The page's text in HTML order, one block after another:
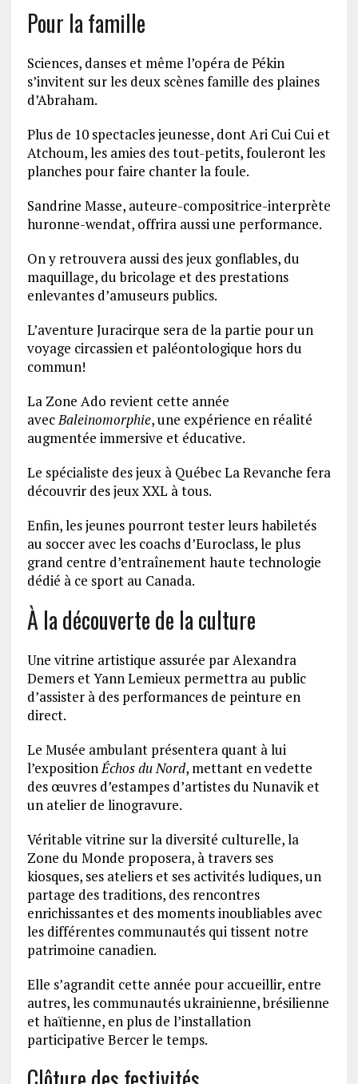
Pour la famille
Sciences, danses et même l’opéra de Pékin
s’invitent sur les deux scènes famille des plaines
d’Abraham.
Plus de 10 spectacles jeunesse, dont Ari Cui Cui et
Atchoum, les amies des tout-petits, fouleront les
planches pour faire chanter la foule.
Sandrine Masse, auteure-compositrice-interprète
huronne-wendat, offrira aussi une performance.
On y retrouvera aussi des jeux gonflables, du
maquillage, du bricolage et des prestations
enlevantes d’amuseurs publics.
L’aventure Juracirque sera de la partie pour un
voyage circassien et paléontologique hors du
commun!
La Zone Ado revient cette année
avecBaleinomorphie, une expérience en réalité
augmentée immersive et éducative.
Le spécialiste des jeux à Québec La Revanche fera
découvrir des jeux XXL à tous.
Enfin, les jeunes pourront tester leurs habiletés
au soccer avec les coachs d’Euroclass, le plus
grand centre d’entraînement haute technologie
dédié à ce sport au Canada.
À la découverte de la culture
Une vitrine artistique assurée par Alexandra
Demers et Yann Lemieux permettra au public
d’assister à des performances de peinture en
direct.
Le Musée ambulant présentera quant à lui
l’expositionÉchos du Nord, mettant en vedette
des œuvres d’estampes d’artistes du Nunavik et
un atelier de linogravure.
Véritable vitrine sur la diversité culturelle, la
Zone du Monde proposera, à travers ses
kiosques, ses ateliers et ses activités ludiques, un
partage des traditions, des rencontres
enrichissantes et des moments inoubliables avec
les différentes communautés qui tissent notre
patrimoine canadien.
Elle s’agrandit cette année pour accueillir, entre
autres, les communautés ukrainienne, brésilienne
et haïtienne, en plus de l’installation
participative Bercer le temps.